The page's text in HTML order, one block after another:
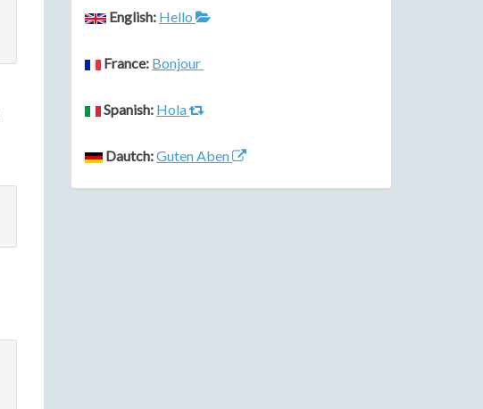
English: Hello
France: Bonjour
Spanish: Hola
Dautch:Guten Aben